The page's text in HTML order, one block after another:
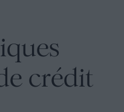
crédit